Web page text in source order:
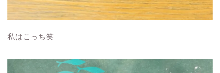
私はこっち笑